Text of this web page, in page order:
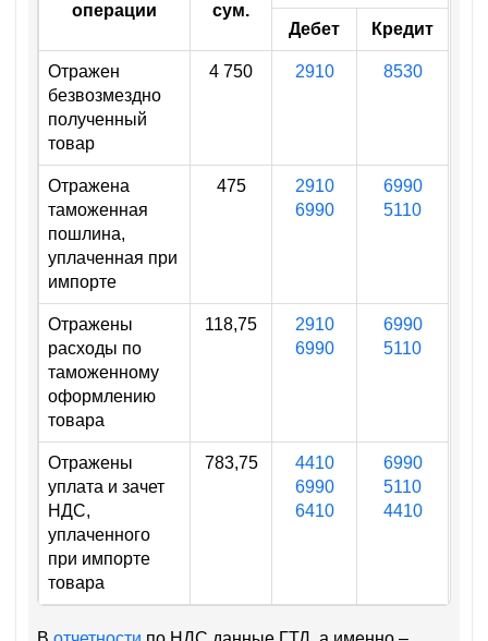
операции
сум.
Дебет Кредит
Отражен
безвозмездно
полученный
товар
4 750 2910 8530
Отражена
таможенная
пошлина,
уплаченная при
импорте
475
2910
6990
6990
5110
Отражены
расходы по
таможенному
оформлению
товара
118,75
2910
6990
6990
5110
Отражены
уплата и зачет
НДС,
уплаченного
при импорте
товара
783,75
4410
6990
6410
6990
5110
4410